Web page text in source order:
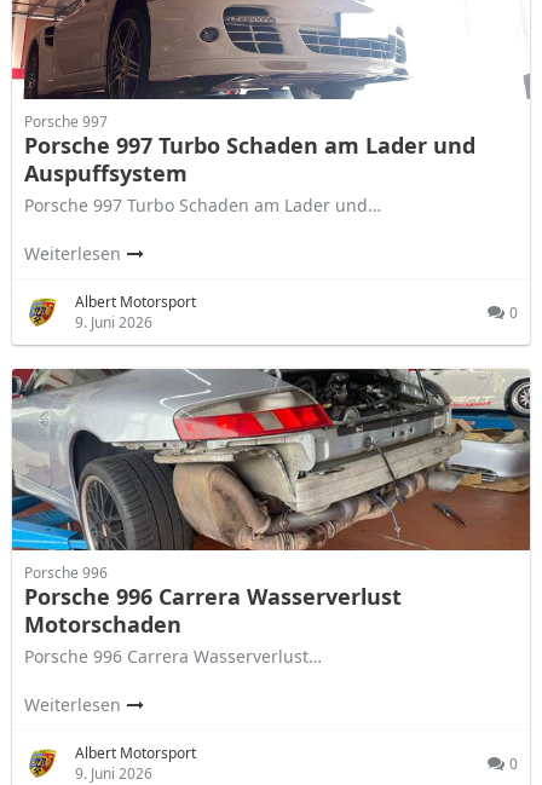
Porsche 997
Porsche 997 Turbo Schaden am Lader und
Auspuffsystem
Porsche 997 Turbo Schaden am Lader und…
Weiterlesen
Albert Motorsport
9. Juni 2026
0
Porsche 996
Porsche 996 Carrera Wasserverlust
Motorschaden
Porsche 996 Carrera Wasserverlust…
Weiterlesen
Albert Motorsport
9. Juni 2026
0